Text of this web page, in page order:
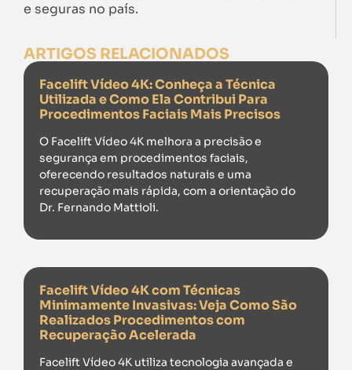
e seguras no país.
ARTIGOS RELACIONADOS
Facelift Vídeo 4K: Conheça a Técnica
Utilizada e Como Ela Contribui Para
Procedimentos Faciais Mais Precisos
O Facelift Vídeo 4K melhora a precisão e
segurança em procedimentos faciais,
oferecendo resultados naturais e uma
recuperação mais rápida, com a orientação do
Dr. Fernando Mattioli.
Facelift Vídeo 4K com Técnicas
Minimamente Invasivas: Veja Como São
Realizados Procedimentos com
Recuperação Acelerada
Facelift Vídeo 4K utiliza tecnologia avançada e